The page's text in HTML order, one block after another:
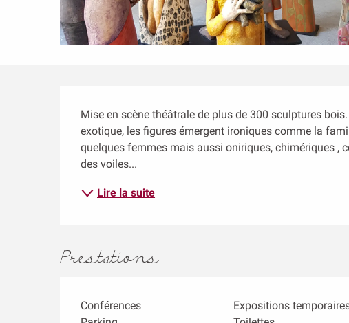
Description
Mise en scène théâtrale de plus de 300 sculptures
exotique, les figures émergent ironiques comme la
quelques femmes mais aussi oniriques, chimériques ,
des voiles...
Lire la suite
Prestations
Conférences Expositions